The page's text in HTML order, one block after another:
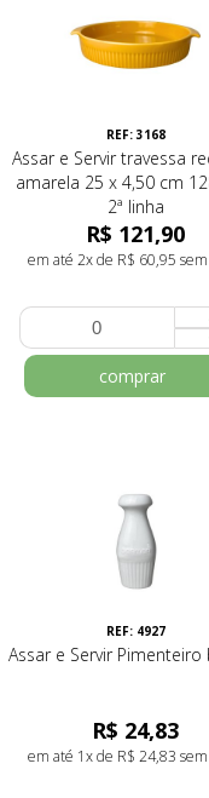
REF: 3168
Assar e Servir travessa
amarela 25 x 4,50 cm
2ª linha
R$ 121,90
em até 2x de R$ 60,95
comprar
REF: 4927
Assar e Servir Pimenteiro
R$ 24,83
em até 1x de R$ 24,83